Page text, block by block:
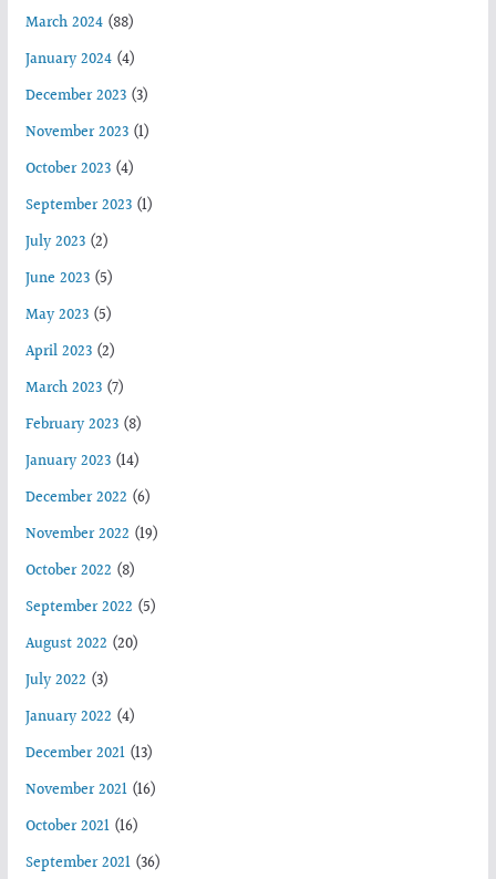
March 2024(88)
January 2024(4)
December 2023(3)
November 2023(1)
October 2023(4)
September 2023(1)
July 2023(2)
June 2023(5)
May 2023(5)
April 2023(2)
March 2023(7)
February 2023(8)
January 2023(14)
December 2022 (6)
November 2022 (19)
October 2022 (8)
September 2022 (5)
August 2022 (20)
July 2022 (3)
January 2022 (4)
December 2021(13)
November 2021(16)
October 2021(16)
September 2021(36)